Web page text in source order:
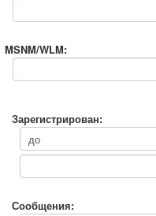
MSNM/WLM:
Зарегистрирован:
Сообщения: